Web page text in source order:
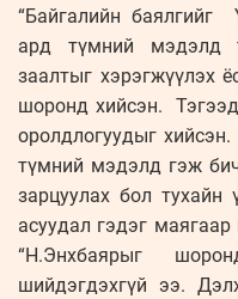
“Байгалийн баялгийг
ард түмний мэдэлд
заалтыг хэрэгжүүлэх
шоронд хийсэн.
оролдлогуудыг
түмний мэдэлд гэж
зарцуулах бол тухайн
асуудал гэдэг
“Н.Энхбаярыг
шийдэгдэхгүй ээ.